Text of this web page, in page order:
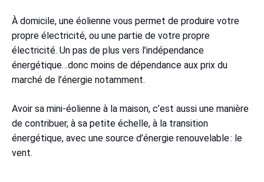
À domicile, une éolienne vous permet de produire votre
propre électricité, ou une partie de votre propre
électricité. Un pas de plus vers l’indépendance
énergétique…donc moins de dépendance aux prix du
marché de l’énergie notamment.
Avoir sa mini-éolienne à la maison, c’est aussi une manière
de contribuer, à sa petite échelle, à la transition
énergétique, avec une source d’énergie renouvelable : le
vent.